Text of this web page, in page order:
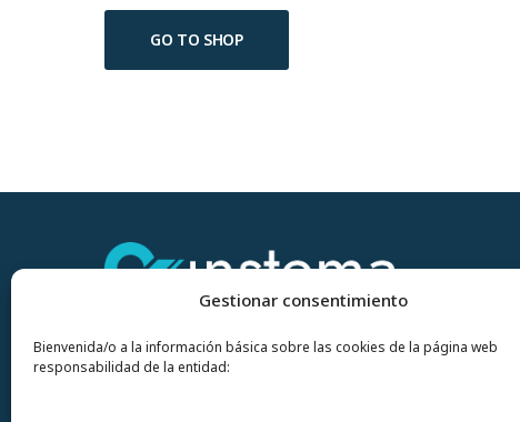
Gestionar consentimiento
Bienvenida/o a la información básica sobre las cookies de la página web
responsabilidad de la entidad:
GO TO SHOP